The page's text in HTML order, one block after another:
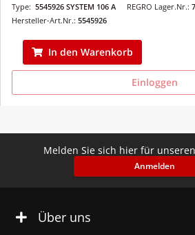
REGRO Lager.Nr.:
Type: 5545926 SYSTEM 106 A
Hersteller-Art.Nr.: 5545926
In den Warenkorb
Einloggen
Melden Sie sich hier für
Anmelden
Über uns